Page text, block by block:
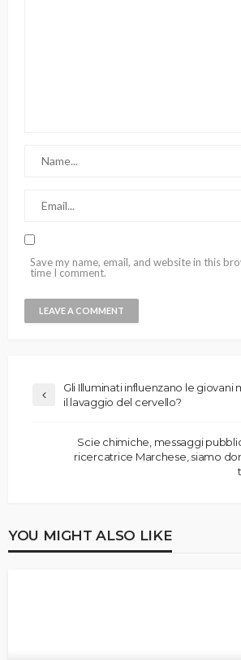
Save my name, email, and website in this
time I comment.
Gli Illuminati influenzano le giovani
il lavaggio del cervello?
Scie chimiche, messaggi
ricercatrice Marchese, siamo
YOU MIGHT ALSO LIKE